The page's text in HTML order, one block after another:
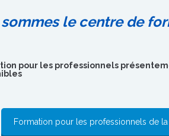
le centre de
pour les professionnels
Formation pour les professionnels de la